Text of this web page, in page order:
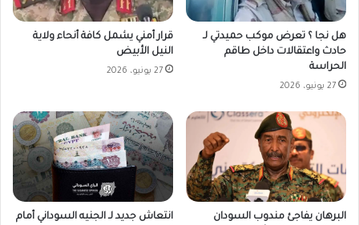
هل نجا ؟ تعرض موكب حميدتي لـ
حادث واعتقالات داخل طاقم
الحراسة
27 يونيو، 2026
قرار أمني يشمل كافة أنحاء ولاية
النيل الأبيض
27 يونيو، 2026
البرهان يفاجئ مندوب السودان
انتعاش جديد لـ الجنيه السوداني أمام